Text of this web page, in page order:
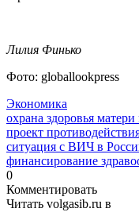
Лилия Финько
Фото: globallookpress
Экономика
охрана здоровья матери
проект
ситуация с ВИЧ в
финансирование
0
Комментировать
Читать volgasib.ru в